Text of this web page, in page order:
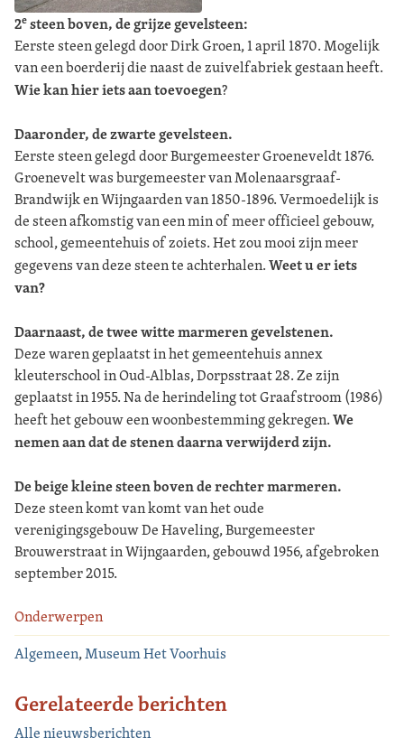
2esteen boven, de grijze gevelsteen:
Eerste steen gelegd door Dirk Groen, 1 april 1870. Mogelijk
van een boerderij die naast de zuivelfabriek gestaan heeft.
Wie kan hier iets aan toevoegen?
Daaronder, de zwarte gevelsteen.
Eerste steen gelegd door Burgemeester Groeneveldt 1876.
Groenevelt was burgemeester van Molenaarsgraaf-
Brandwijk en Wijngaarden van 1850-1896. Vermoedelijk is
de steen afkomstig van een min of meer officieel gebouw,
school, gemeentehuis of zoiets. Het zou mooi zijn meer
gegevens van deze steen te achterhalen.Weet u er iets
van?
Daarnaast, de twee witte marmeren gevelstenen.
Deze waren geplaatst in het gemeentehuis annex
kleuterschool in Oud-Alblas, Dorpsstraat 28. Ze zijn
geplaatst in 1955. Na de herindeling tot Graafstroom (1986)
heeft het gebouw een woonbestemming gekregen.We
nemen aan dat de stenen daarna verwijderd zijn.
De beige kleine steen boven de rechter marmeren.
Deze steen komt van komt van het oude
verenigingsgebouw De Haveling, Burgemeester
Brouwerstraat in Wijngaarden, gebouwd 1956, afgebroken
september 2015.
Onderwerpen
Algemeen,Museum Het Voorhuis
Gerelateerde berichten
Alle nieuwsberichten